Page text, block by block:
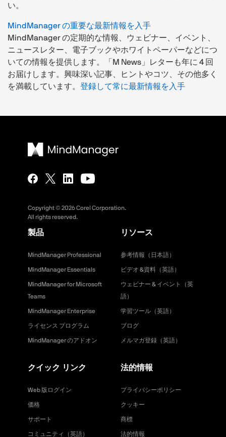
い。
MindManager の重要な最新情報を入手
MindManager の定期的な情報、ウェビナー、イベント、
ニュースレター、電子ブックやホワイトペーパーなどにつ
いての情報を提供します。「M News」レターも年に 4 回
お届けします。興味深い記事、ヒントやコツ、その他多く
を満載しています。 登録して常に最新情報を入手
Copyright © 2026Corel Corporation.
All rights reserved.
製品
MindManager Professional
MindManager Essentials
MindManager for Microsoft
Teams
MindManager Enterprise
ライセンス プログラム
MindManager のアドオン
リソース
参考情報（日本語）
ビデオ &資料（英語）
ウェビナー & イベント（英
語）
学習ツール（英語）
ブログ
メルマガ登録（英語）
クイック リンク
Web 版ログイン
価格
サポート
コミュニティ（英語）
法的情報
プライバシーポリシー
クッキー
商標
法的情報